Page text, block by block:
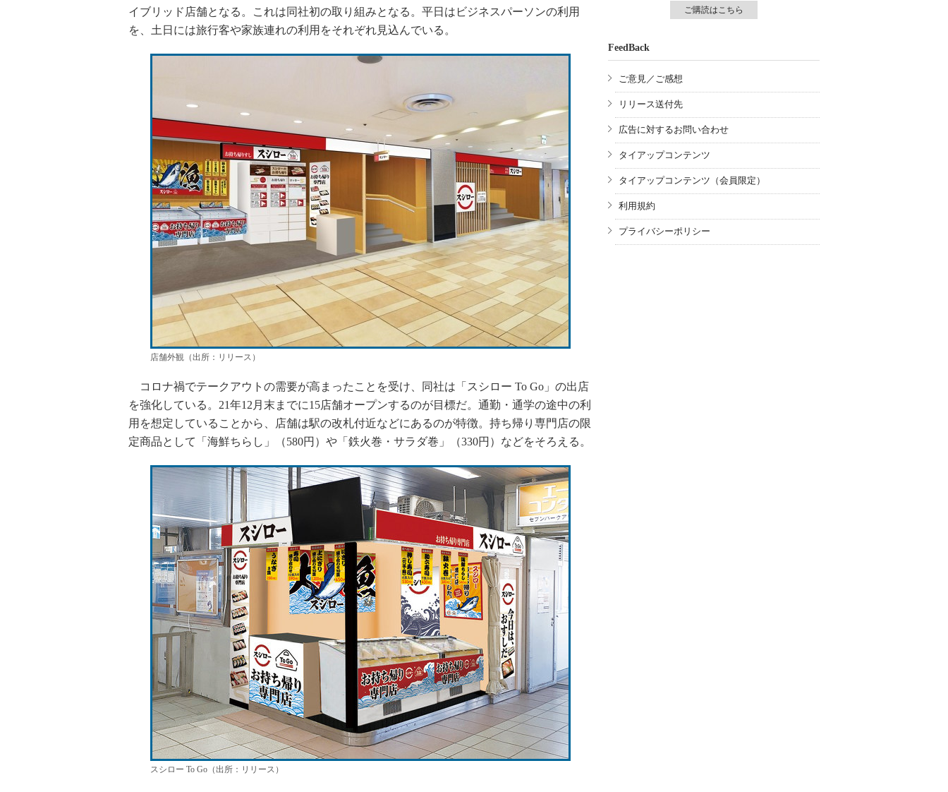
イブリッド店舗となる。これは同社初の取り組みとなる。平日はビジネスパーソンの利用
を、土日には旅行客や家族連れの利用をそれぞれ見込んでいる。
店舗外観（出所：リリース）
コロナ禍でテークアウトの需要が高まったことを受け、同社は「スシロー To Go」の出店
を強化している。21年12月末までに15店舗オープンするのが目標だ。通勤・通学の途中の利
用を想定していることから、店舗は駅の改札付近などにあるのが特徴。持ち帰り専門店の限
定商品として「海鮮ちらし」（580円）や「鉄火巻・サラダ巻」（330円）などをそろえる。
スシロー To Go（出所：リリース）
ご購読はこちら
FeedBack
ご意見／ご感想
リリース送付先
広告に対するお問い合わせ
タイアップコンテンツ
タイアップコンテンツ（会員限定）
利用規約
プライバシーポリシー